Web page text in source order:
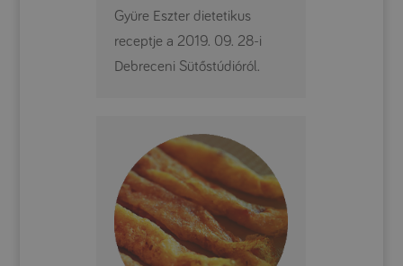
Gyüre Eszter dietetikus
receptje a 2019. 09. 28-i
Debreceni Sütőstúdióról.